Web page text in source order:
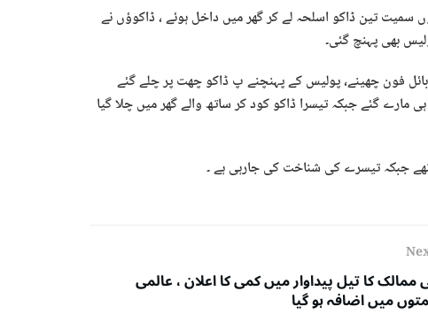
سمیت تین ڈاکو اسلحہ لے کر گھر میں داخل ہوئے ، ڈاکوؤں نے
بھی پہنچ گئی۔
کے رہائشیوں کے مطابق ڈاکوؤں نے گھر سے نقد ی اور 4 موبائل فون چھینے، پولیس کے پہنچنے پ ڈاکو چھت پر چلے گئے
مقابلہ ہوا، اس دوران 2 ڈاکو چھت پر ہی مارے گئے جبکہ تیسرا ڈاکو کود کر ساتھ والے گھر میں چلا گیا
تھے جبکہ تیسرے کی شناخت کی جارہی ہے ۔
ممالک کا تیل پیداوار میں کمی کا اعلان ، عالمی
میں اضافہ ہو گیا